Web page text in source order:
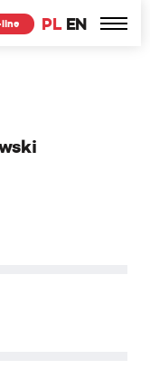
PL EN